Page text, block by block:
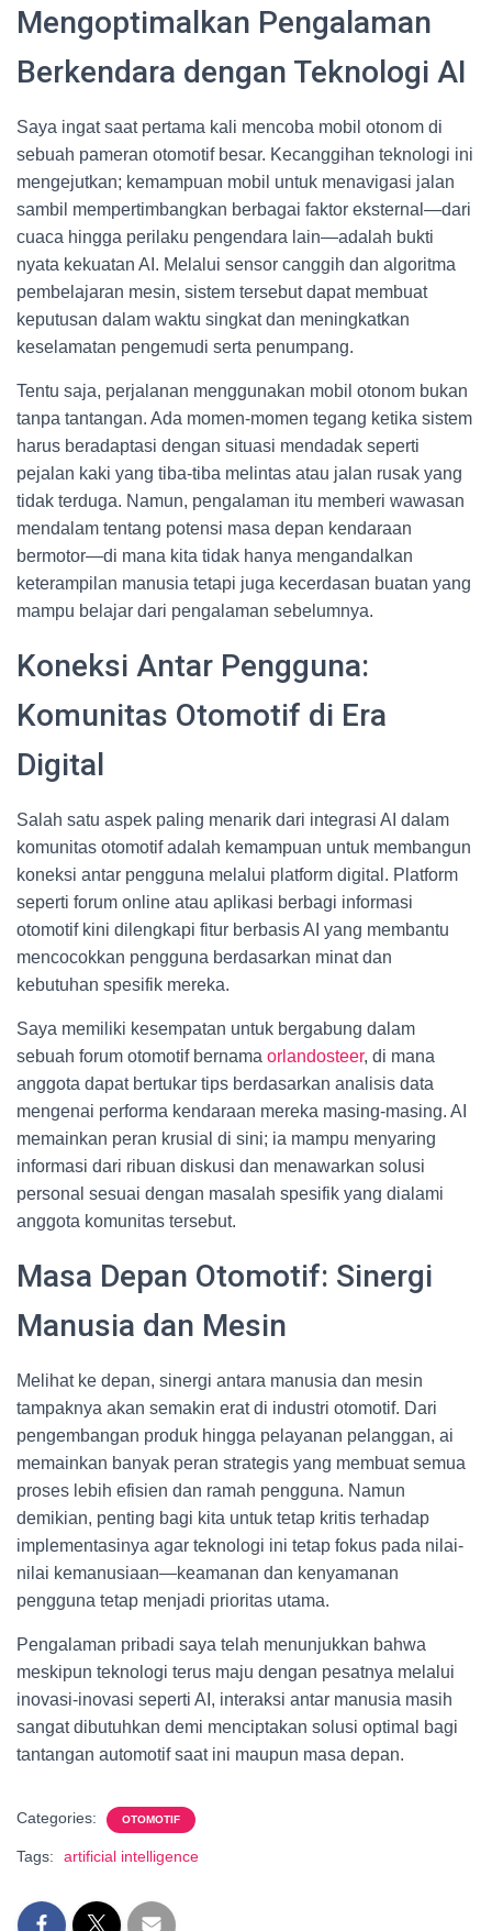
Mengoptimalkan Pengalaman
Berkendara dengan Teknologi AI
Saya ingat saat pertama kali mencoba mobil otonom di
sebuah pameran otomotif besar. Kecanggihan teknologi ini
mengejutkan; kemampuan mobil untuk menavigasi jalan
sambil mempertimbangkan berbagai faktor eksternal—dari
cuaca hingga perilaku pengendara lain—adalah bukti
nyata kekuatan AI. Melalui sensor canggih dan algoritma
pembelajaran mesin, sistem tersebut dapat membuat
keputusan dalam waktu singkat dan meningkatkan
keselamatan pengemudi serta penumpang.
Tentu saja, perjalanan menggunakan mobil otonom bukan
tanpa tantangan. Ada momen-momen tegang ketika sistem
harus beradaptasi dengan situasi mendadak seperti
pejalan kaki yang tiba-tiba melintas atau jalan rusak yang
tidak terduga. Namun, pengalaman itu memberi wawasan
mendalam tentang potensi masa depan kendaraan
bermotor—di mana kita tidak hanya mengandalkan
keterampilan manusia tetapi juga kecerdasan buatan yang
mampu belajar dari pengalaman sebelumnya.
Koneksi Antar Pengguna:
Komunitas Otomotif di Era
Digital
Salah satu aspek paling menarik dari integrasi AI dalam
komunitas otomotif adalah kemampuan untuk membangun
koneksi antar pengguna melalui platform digital. Platform
seperti forum online atau aplikasi berbagi informasi
otomotif kini dilengkapi fitur berbasis AI yang membantu
mencocokkan pengguna berdasarkan minat dan
kebutuhan spesifik mereka.
Saya memiliki kesempatan untuk bergabung dalam
sebuah forum otomotif bernama orlandosteer, di mana
anggota dapat bertukar tips berdasarkan analisis data
mengenai performa kendaraan mereka masing-masing. AI
memainkan peran krusial di sini; ia mampu menyaring
informasi dari ribuan diskusi dan menawarkan solusi
personal sesuai dengan masalah spesifik yang dialami
anggota komunitas tersebut.
Masa Depan Otomotif: Sinergi
Manusia dan Mesin
Melihat ke depan, sinergi antara manusia dan mesin
tampaknya akan semakin erat di industri otomotif. Dari
pengembangan produk hingga pelayanan pelanggan, ai
memainkan banyak peran strategis yang membuat semua
proses lebih efisien dan ramah pengguna. Namun
demikian, penting bagi kita untuk tetap kritis terhadap
implementasinya agar teknologi ini tetap fokus pada nilai-
nilai kemanusiaan—keamanan dan kenyamanan
pengguna tetap menjadi prioritas utama.
Pengalaman pribadi saya telah menunjukkan bahwa
meskipun teknologi terus maju dengan pesatnya melalui
inovasi-inovasi seperti AI, interaksi antar manusia masih
sangat dibutuhkan demi menciptakan solusi optimal bagi
tantangan automotif saat ini maupun masa depan.
Categories: OTOMOTIF
Tags: artificial intelligence